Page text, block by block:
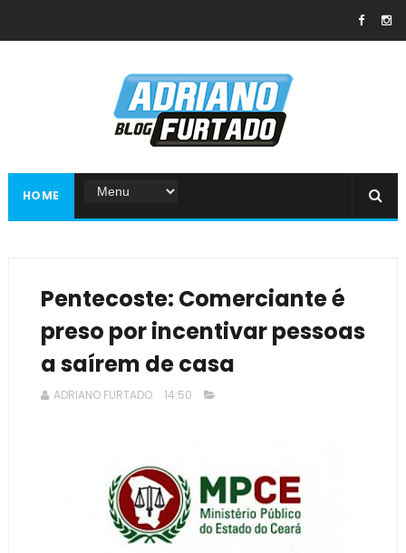
HOME
Pentecoste: Comerciante é
preso por incentivar pessoas
a saírem de casa
ADRIANO FURTADO 14:50